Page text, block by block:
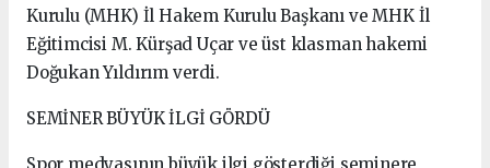
Kurulu (MHK) İl Hakem Kurulu Başkanı ve MHK İl
Eğitimcisi M. Kürşad Uçar ve üst klasman hakemi
Doğukan Yıldırım verdi.
SEMİNER BÜYÜK İLGİ GÖRDÜ